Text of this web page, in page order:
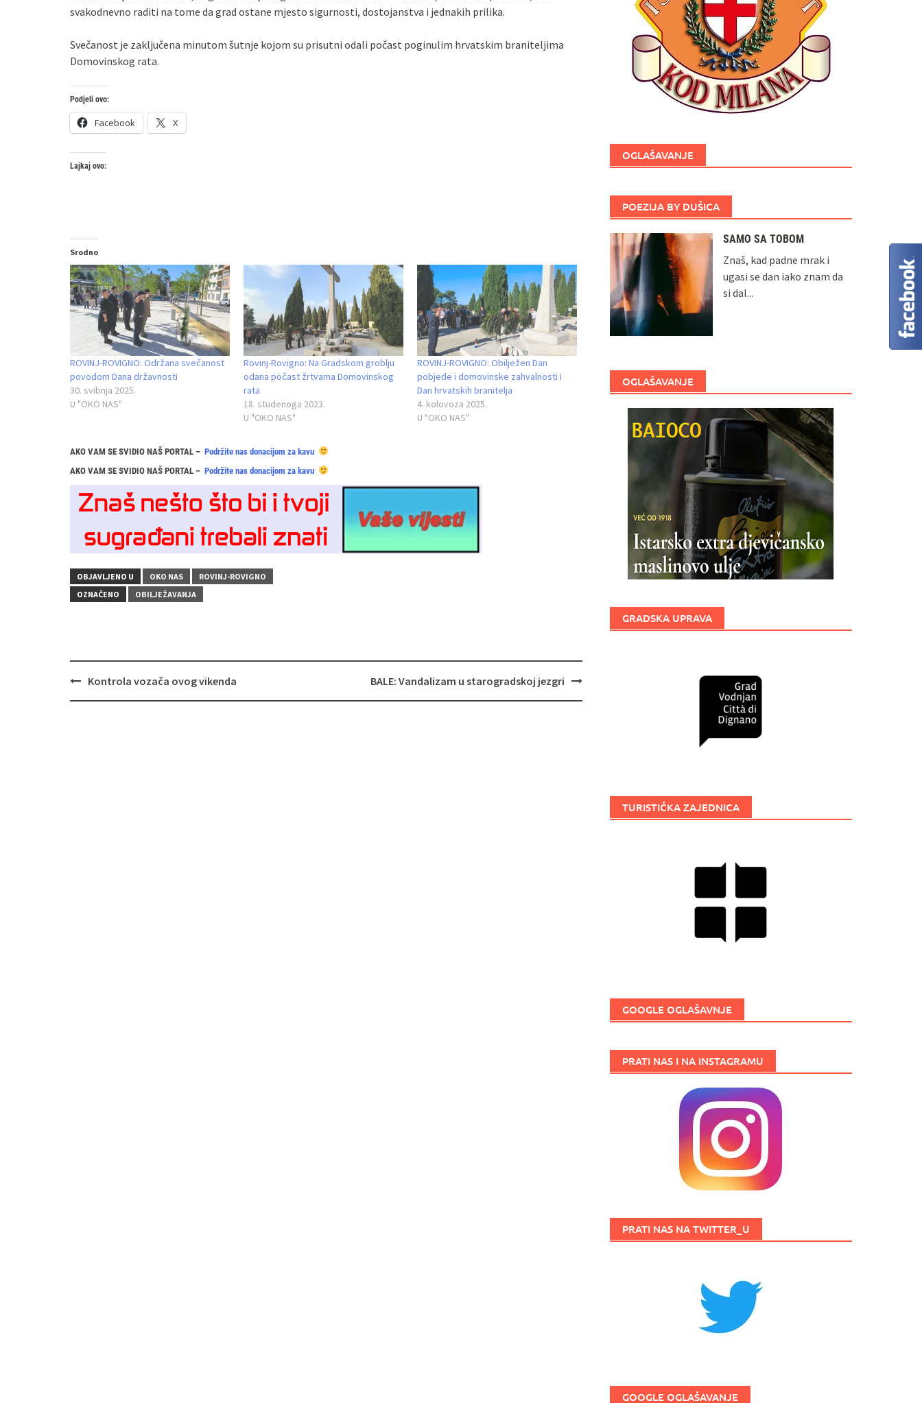
svakodnevno raditi na tome da grad ostane mjesto sigurnosti, dostojanstva i jednakih prilika.
Svečanost je zaključena minutom šutnje kojom su prisutni odali počast poginulim hrvatskim braniteljima
Domovinskog rata.
Podjeli ovo:
Facebook X
Lajkaj ovo:
Srodno
ROVINJ-ROVIGNO: Održana svečanost
povodom Dana državnosti
30. svibnja 2025.
U "OKO NAS"
Rovinj-Rovigno: Na Gradskom groblju
odana počast žrtvama Domovinskog
rata
18. studenoga 2023.
U "OKO NAS"
ROVINJ-ROVIGNO: Obilježen Dan
pobjede i domovinske zahvalnosti i
Dan hrvatskih branitelja
4. kolovoza 2025.
U "OKO NAS"
AKO VAM SE SVIDIO NAŠ PORTAL – Podržite nas donacijom za kavu
AKO VAM SE SVIDIO NAŠ PORTAL – Podržite nas donacijom za kavu
OBJAVLJENO U OKO NAS
ROVINJ-ROVIGNO
OZNAČENO
OBILJEŽAVANJA
Navigacija
Kontrola vozača ovog vikenda BALE: Vandalizam u starogradskoj jezgri
OGLAŠAVANJE
POEZIJA BY DUŠICA
SAMO SA TOBOM
Znaš, kad padne mrak i
ugasi se dan iako znam da
si dal...
OGLAŠAVANJE
GRADSKA UPRAVA
TURISTIČKA ZAJEDNICA
GOOGLE OGLAŠAVNJE
PRATI NAS I NA INSTAGRAMU
PRATI NAS NA TWITTER_U
GOOGLE OGLAŠAVANJE